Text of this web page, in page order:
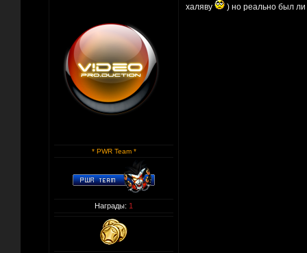
* PWR Team *
Награды: 1
халяву
) но реально был